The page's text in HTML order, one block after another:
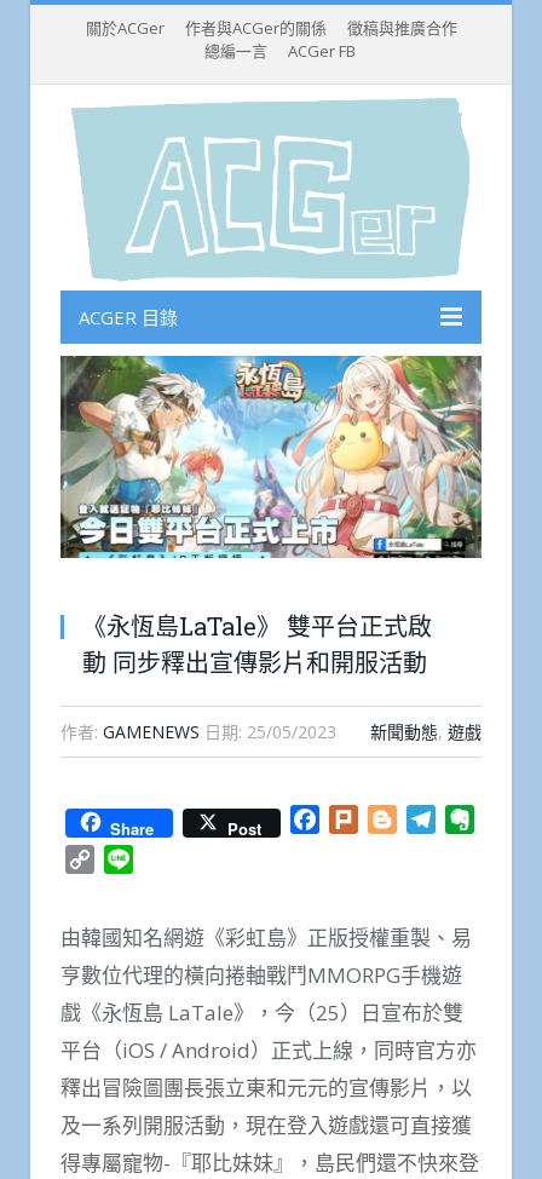
關於ACGer 作者與ACGer的關係
徵稿與推廣合作
總編一言
ACGer FB
ACGER 目錄
《永恆島LaTale》 雙平台正式啟
動 同步釋出宣傳影片和開服活動
作者: GAMENEWS 日期: 25/05/2023 新聞動態, 遊戲
Share Post Facebook
Plurk BloggerTelegram
Copy
由韓國知名網遊《彩虹島》正版授權重製、易
亨數位代理的橫向捲軸戰鬥MMORPG手機遊
戲《永恆島 LaTale》，今（25）日宣布於雙
平台（iOS / Android）正式上線，同時官方亦
釋出冒險圖團長張立東和元元的宣傳影片，以
及一系列開服活動，現在登入遊戲還可直接獲
得專屬寵物-『耶比妹妹』，島民們還不快來登